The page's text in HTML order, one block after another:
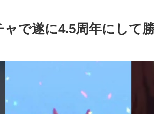
ャで遂に4.5周年にして